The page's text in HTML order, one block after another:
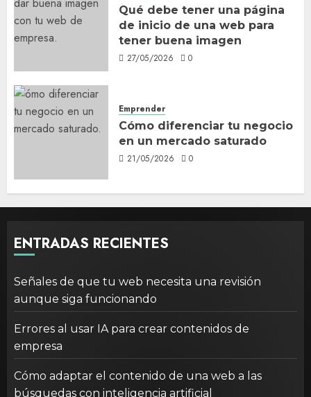
Qué debe tener una página
de inicio de una web para
tener buena imagen
27/05/2026 0
Emprender
Cómo diferenciar tu negocio
en un mercado saturado
21/05/2026 0
ENTRADAS RECIENTES
Señales de que tu web necesita una revisión
aunque siga funcionando
Errores al usar IA para crear contenidos de
empresa
Cómo adaptar el contenido de una web a las
búsquedas con inteligencia artificial